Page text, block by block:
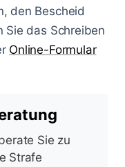
den Bescheid
Sie das Schreiben
Online-Formular
Sie zu
Strafe